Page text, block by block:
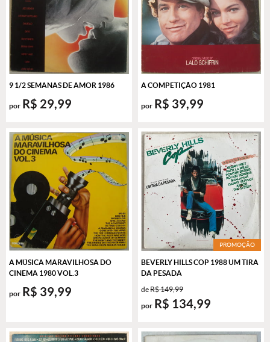
9 1/2 SEMANAS DE AMOR 1986
por R$ 29,99
A COMPETIÇÃO 1981
por R$ 39,99
A MÚSICA MARAVILHOSA DO
CINEMA 1980 VOL.3
por R$ 39,99
PROMOÇÃO
BEVERLY HILLS COP 1988 UM TIRA
DA PESADA
deR$ 149,99
por R$ 134,99